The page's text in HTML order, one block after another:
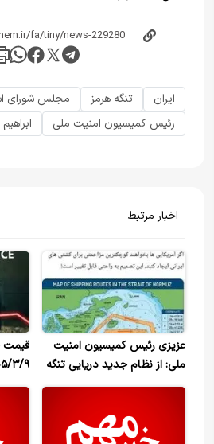
ایران تنگه هرمز
مجلس شورای
رئیس کمیسیون امنیت ملی
اخبار مرتبط
عزیزی رئیس کمیسیون امنیت
ملی: از نظام جدید دریایی تنگه
هرمز تمکین کنید
قیمت